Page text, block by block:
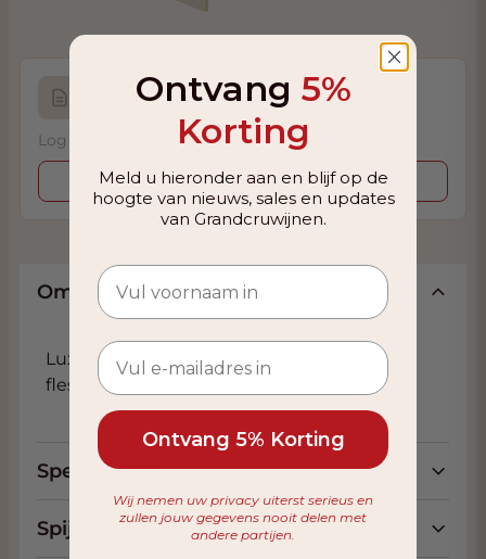
Heb je deze wijn geproefd?
Log in om je proefnotitie op te slaan.
Inloggen
Omschrijving
Luxe houten schuifkist geschikt voor 2
flessen
Specificaties
Spijs
Ontvang 5%
Korting
Meld u hieronder aan en blijf op de
hoogte van nieuws, sales en updates
van Grandcruwijnen.
Ontvang 5% Korting
Wij nemen uw privacy uiterst serieus en
zullen jouw gegevens nooit delen met
andere partijen.